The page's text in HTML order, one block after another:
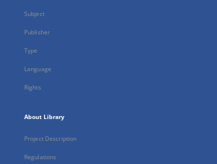
Subject
Publisher
Type
Language
Rights
About Library
Project Description
Regulations